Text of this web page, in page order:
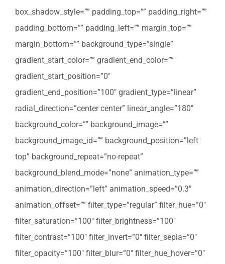
box_shadow_style=”” padding_top=”” padding_right=””
padding_bottom=”” padding_left=”” margin_top=””
margin_bottom=”” background_type=”single”
gradient_start_color=”” gradient_end_color=””
gradient_start_position=”0″
gradient_end_position=”100″ gradient_type=”linear”
radial_direction=”center center” linear_angle=”180″
background_color=”” background_image=””
background_image_id=”” background_position=”left
top” background_repeat=”no-repeat”
background_blend_mode=”none” animation_type=””
animation_direction=”left” animation_speed=”0.3″
animation_offset=”” filter_type=”regular” filter_hue=”0″
filter_saturation=”100″ filter_brightness=”100″
filter_contrast=”100″ filter_invert=”0″ filter_sepia=”0″
filter_opacity=”100″ filter_blur=”0″ filter_hue_hover=”0″